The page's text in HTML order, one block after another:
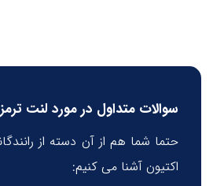
سوالات متداول در مورد لنت
حتما شما هم از آن دسته از
اکتیون آشنا می کنیم: